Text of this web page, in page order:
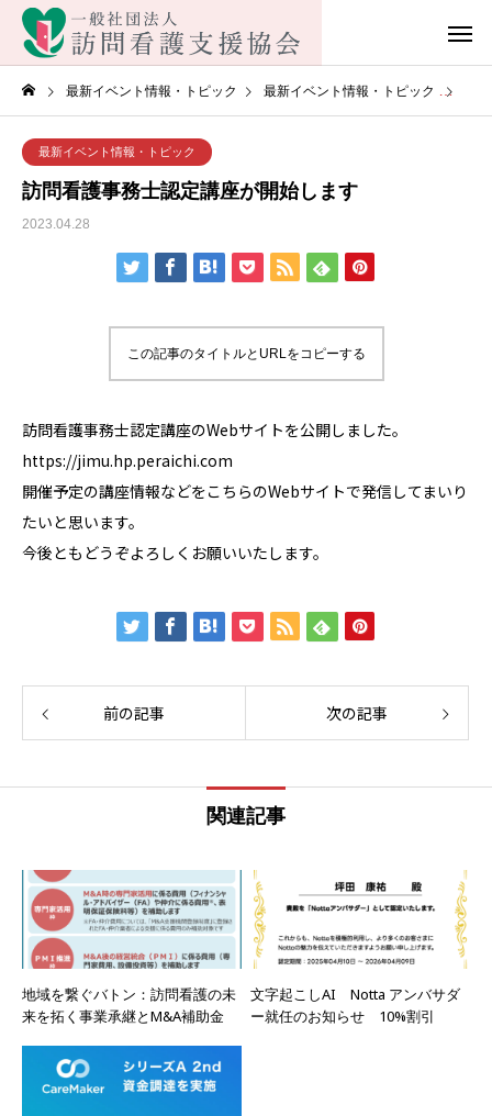
最新イベント情報・トピック 最新イベント情報・トピック
最新イベント情報・トピック
訪問看護事務士認定講座が開始します
2023.04.28
この記事のタイトルとURLをコピーする
訪問看護事務士認定講座のWebサイトを公開しました。
https://jimu.hp.peraichi.com
開催予定の講座情報などをこちらのWebサイトで発信してまいり
たいと思います。
今後ともどうぞよろしくお願いいたします。
前の記事 次の記事
関連記事
地域を繋ぐバトン：訪問看護の未
来を拓く事業承継とM&A補助金
文字起こしAI Notta アンバサダ
ー就任のお知らせ 10%割引